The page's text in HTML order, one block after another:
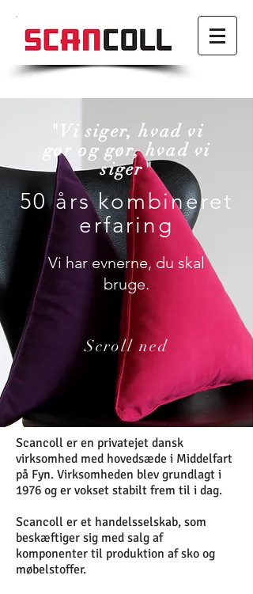
"Vi siger, hvad vi
gør og gør, hvad vi
siger"
50 års kombineret
erfaring
Vi har evnerne, du skal
bruge.
Scroll ned
Scancoll er en privatejet dansk
virksomhed med hovedsæde i Middelfart
på Fyn. Virksomheden blev grundlagt i
1976 og er vokset stabilt frem til i dag.
Scancoll er et handelsselskab, som
beskæftiger sig med salg af
komponenter til produktion af sko og
møbelstoffer.